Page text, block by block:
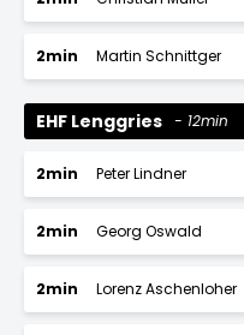
2min Martin Schnittger
EHF Lenggries 12min
2min Peter Lindner
2min Georg Oswald
2min Lorenz Aschenloher